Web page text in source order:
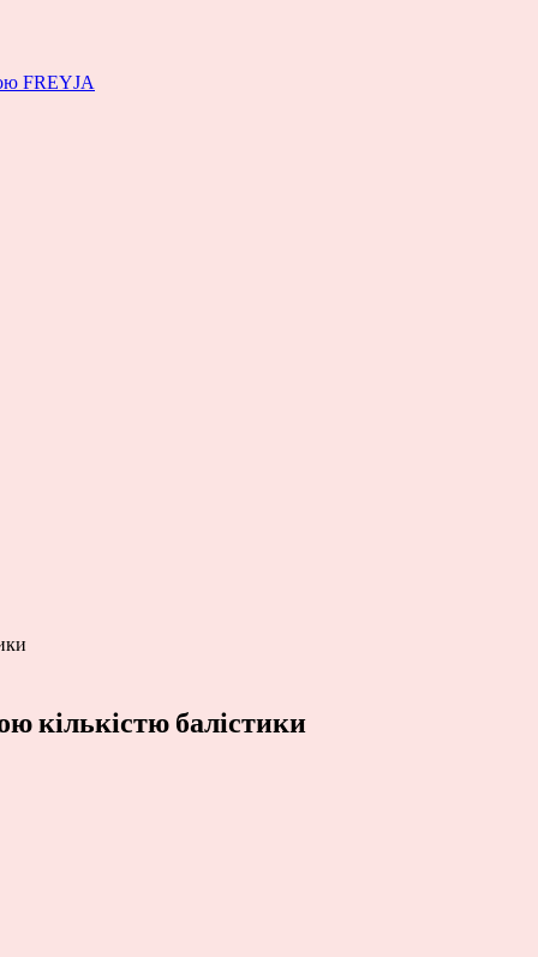
FREYJA
кількістю балістики